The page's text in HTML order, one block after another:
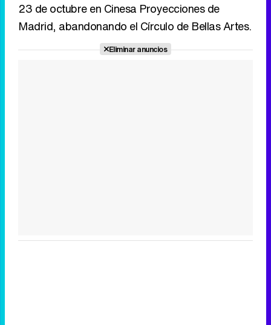
23 de octubre en Cinesa Proyecciones de
Madrid, abandonando el Círculo de Bellas Artes.
Eliminar anuncios